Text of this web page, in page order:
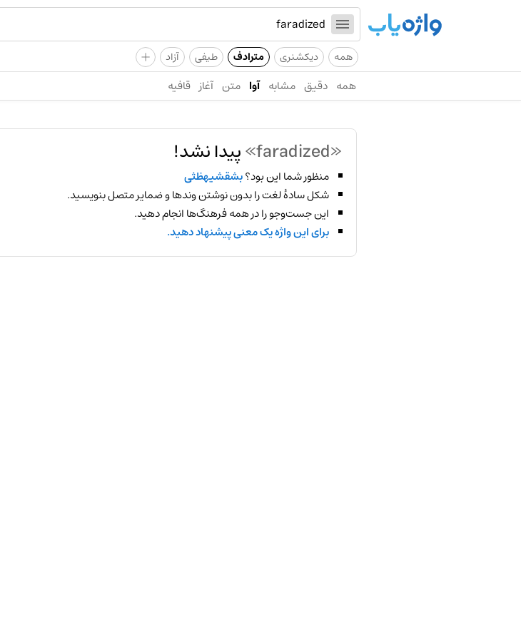
همه دیکشنری مترادف طیفی آزاد +
همه دقیق مشابه آوا متن آغاز قافیه
«faradized» پیدا نشد!
منظور شما این بود؟بشقشیهظثی
شکل سادهٔ لغت را بدون نوشتن وندها و ضمایر متصل بنویسید.
این جست‌وجو را در همه فرهنگ‌ها انجام دهید.
برای این واژه یک معنی پیشنهاد دهید.